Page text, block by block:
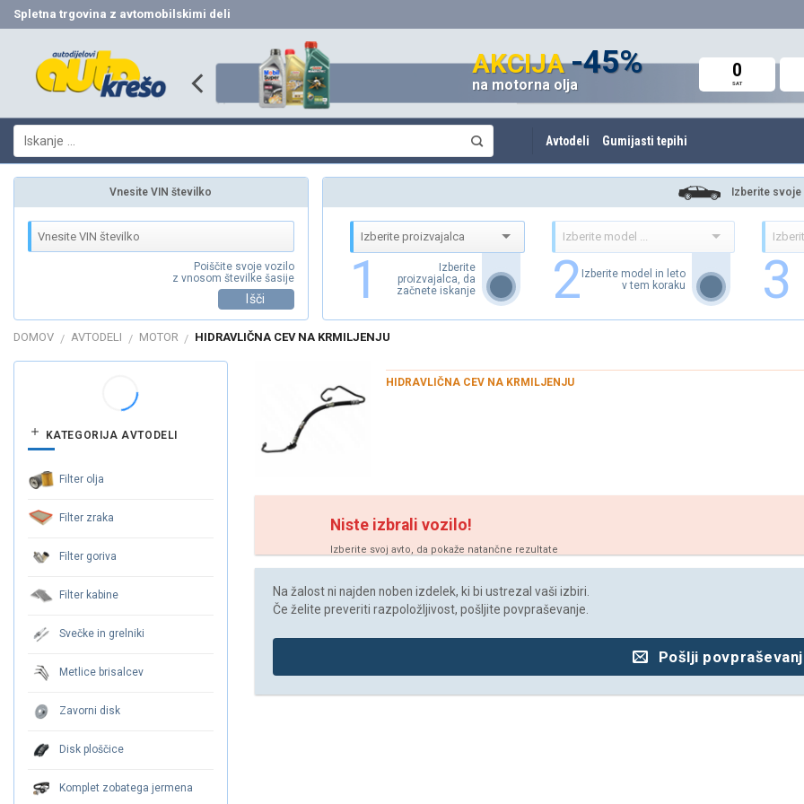
Skip
content
Spletna trgovina z avtomobilskimi deli
0
SAT
AKCIJAdo -42%
Amortizerji in vzmeti
0
SAT
AKCIJA-45%
na motorna olja
0
SAT
AKCIJAdo 60%
Avto deli in oprema
Išči:
Avtodeli Gumijasti tepihi
Vnesite VIN številko
Poiščite svoje vozilo
z vnosom številke šasije
Išči
Izberite
1
Izberite
proizvajalca, da
začnete iskanje
2 Izberite model in leto
v tem koraku
3
DOMOV / AVTODELI / MOTOR / HIDRAVLIČNA CEV NA KRMILJENJU
KATEGORIJA AVTODELI
Filter olja
Filter zraka
Filter goriva
Filter kabine
Svečke in grelniki
Metlice brisalcev
Zavorni disk
Disk ploščice
Komplet zobatega jermena
HIDRAVLIČNA CEV NA KRMILJENJU
Niste izbrali vozilo!
Izberite svoj avto, da pokaže natančne rezultate
Na žalost ni najden noben izdelek, ki bi ustrezal vaši izbiri.
Če želite preveriti razpoložljivost, pošljite povpraševanje.
Pošlji